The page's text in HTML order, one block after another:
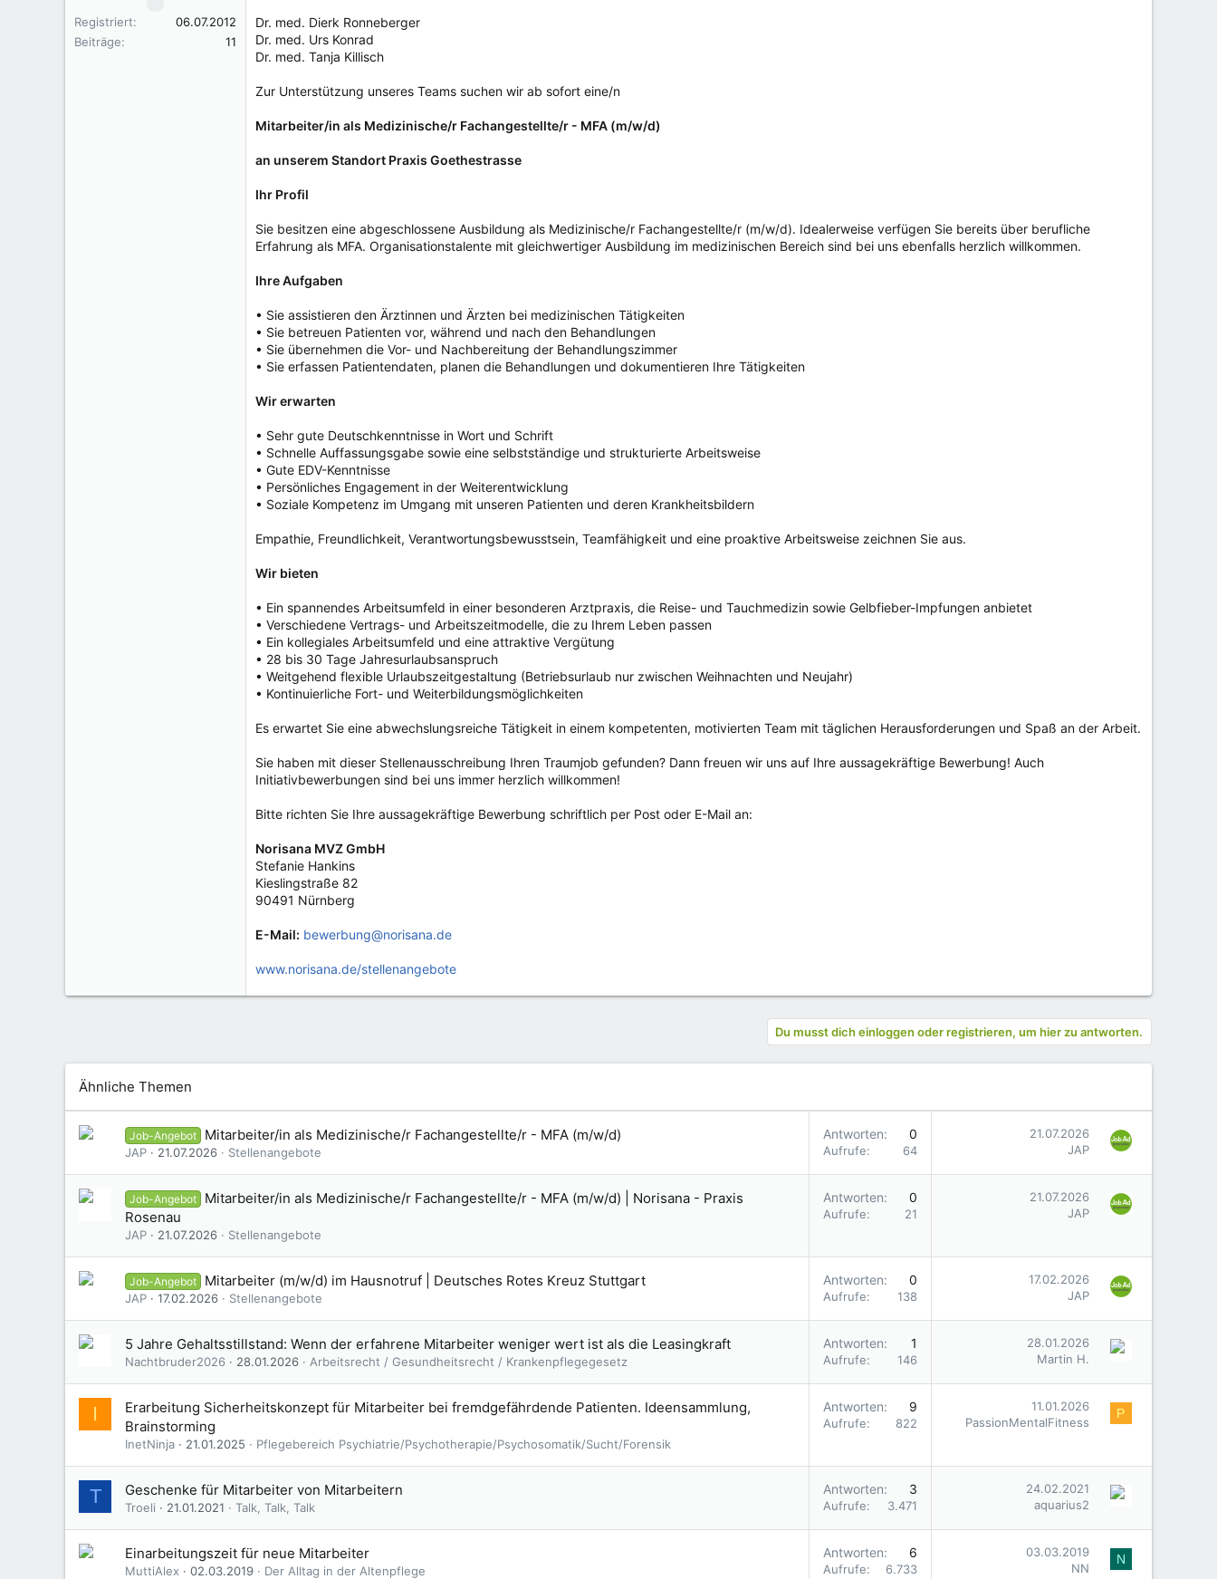
Registriert
06.07.2012
Beiträge
11
Dr. med. Dierk Ronneberger
Dr. med. Urs Konrad
Dr. med. Tanja Killisch
Zur Unterstützung unseres Teams suchen wir ab sofort eine/n
Mitarbeiter/in als Medizinische/r Fachangestellte/r - MFA (m/w/d)
an unserem Standort Praxis Goethestrasse
Ihr Profil
Sie besitzen eine abgeschlossene Ausbildung als Medizinische/r Fachangestellte/r (m/w/d). Idealerweise verfügen Sie bereits über berufliche
Erfahrung als MFA. Organisationstalente mit gleichwertiger Ausbildung im medizinischen Bereich sind bei uns ebenfalls herzlich willkommen.
Ihre Aufgaben
• Sie assistieren den Ärztinnen und Ärzten bei medizinischen Tätigkeiten
• Sie betreuen Patienten vor, während und nach den Behandlungen
• Sie übernehmen die Vor- und Nachbereitung der Behandlungszimmer
• Sie erfassen Patientendaten, planen die Behandlungen und dokumentieren Ihre Tätigkeiten
Wir erwarten
• Sehr gute Deutschkenntnisse in Wort und Schrift
• Schnelle Auffassungsgabe sowie eine selbstständige und strukturierte Arbeitsweise
• Gute EDV-Kenntnisse
• Persönliches Engagement in der Weiterentwicklung
• Soziale Kompetenz im Umgang mit unseren Patienten und deren Krankheitsbildern
Empathie, Freundlichkeit, Verantwortungsbewusstsein, Teamfähigkeit und eine proaktive Arbeitsweise zeichnen Sie aus.
Wir bieten
• Ein spannendes Arbeitsumfeld in einer besonderen Arztpraxis, die Reise- und Tauchmedizin sowie Gelbfieber-Impfungen anbietet
• Verschiedene Vertrags- und Arbeitszeitmodelle, die zu Ihrem Leben passen
• Ein kollegiales Arbeitsumfeld und eine attraktive Vergütung
• 28 bis 30 Tage Jahresurlaubsanspruch
• Weitgehend flexible Urlaubszeitgestaltung (Betriebsurlaub nur zwischen Weihnachten und Neujahr)
• Kontinuierliche Fort- und Weiterbildungsmöglichkeiten
Es erwartet Sie eine abwechslungsreiche Tätigkeit in einem kompetenten, motivierten Team mit täglichen Herausforderungen und Spaß an der Arbeit.
Sie haben mit dieser Stellenausschreibung Ihren Traumjob gefunden? Dann freuen wir uns auf Ihre aussagekräftige Bewerbung! Auch
Initiativbewerbungen sind bei uns immer herzlich willkommen!
Bitte richten Sie Ihre aussagekräftige Bewerbung schriftlich per Post oder E-Mail an:
Norisana MVZ GmbH
Stefanie Hankins
Kieslingstraße 82
90491 Nürnberg
E-Mail: bewerbung@norisana.de
www.norisana.de/stellenangebote
Du musst dich einloggen oder registrieren, um hier zu antworten.
Ähnliche Themen
Job-Angebot Mitarbeiter/in als Medizinische/r Fachangestellte/r - MFA (m/w/d)
JAP 21.07.2026 Stellenangebote
Antworten 0
Aufrufe 64
21.07.2026
JAP
Job-Angebot
Mitarbeiter/in als Medizinische/r Fachangestellte/r - MFA (m/w/d) | Norisana - Praxis
Rosenau
JAP 21.07.2026 Stellenangebote
Antworten 0
Aufrufe 21
21.07.2026
JAP
Job-Angebot Mitarbeiter (m/w/d) im Hausnotruf | Deutsches Rotes Kreuz Stuttgart
JAP 17.02.2026 Stellenangebote
Antworten 0
Aufrufe 138
17.02.2026
JAP
5 Jahre Gehaltsstillstand: Wenn der erfahrene Mitarbeiter weniger wert ist als die Leasingkraft
Nachtbruder2026 28.01.2026 Arbeitsrecht / Gesundheitsrecht / Krankenpflegegesetz
Antworten 1
Aufrufe 146
28.01.2026
Martin H.
I
Erarbeitung Sicherheitskonzept für Mitarbeiter bei fremdgefährdende Patienten. Ideensammlung,
Brainstorming
InetNinja 21.01.2025 Pflegebereich Psychiatrie/Psychotherapie/Psychosomatik/Sucht/Forensik
Antworten 9
Aufrufe 822
11.01.2026
PassionMentalFitness
P
T Geschenke für Mitarbeiter von Mitarbeitern
Troeli 21.01.2021 Talk, Talk, Talk
Antworten 3
Aufrufe 3.471
24.02.2021
aquarius2
Einarbeitungszeit für neue Mitarbeiter
MuttiAlex 02.03.2019 Der Alltag in der Altenpflege
Antworten 6
Aufrufe 6.733
03.03.2019
NN
N